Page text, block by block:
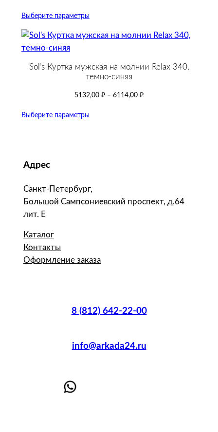
Выберите параметры
Sol’s Куртка мужская на молнии Relax 340,
темно-синяя
5132,00 ₽ – 6114,00 ₽
Выберите параметры
Адрес
Санкт-Петербург,
Большой Сампсониевский проспект, д.64
лит. Е
Каталог
Контакты
Оформление заказа
8 (812) 642-22-00
info@arkada24.ru